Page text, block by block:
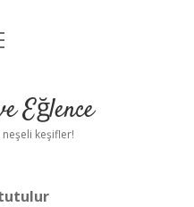
Eğlence
keşifler!
tutulur